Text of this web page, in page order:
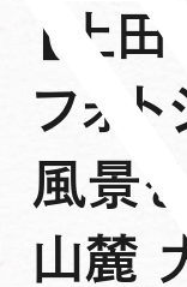
【上
フォ
風景
山麓